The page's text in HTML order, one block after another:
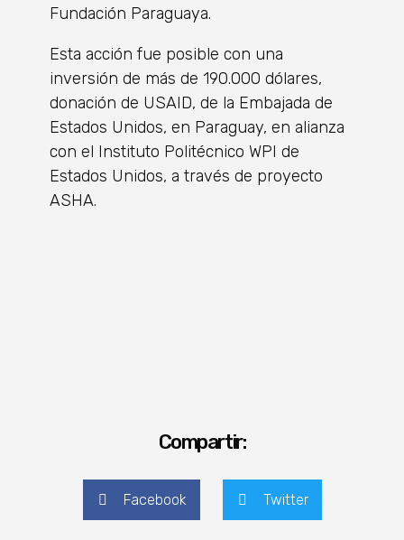
Fundación Paraguaya.
Esta acción fue posible con una
inversión de más de 190.000 dólares,
donación de USAID, de la Embajada de
Estados Unidos, en Paraguay, en alianza
con el Instituto Politécnico WPI de
Estados Unidos, a través de proyecto
ASHA.
Compartir:
Facebook Twitter